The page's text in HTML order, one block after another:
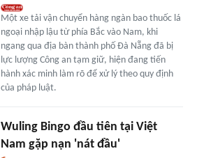
Một xe tải vận chuyển hàng ngàn bao thuốc lá
ngoại nhập lậu từ phía Bắc vào Nam, khi
ngang qua địa bàn thành phố Đà Nẵng đã bị
lực lượng Công an tạm giữ, hiện đang tiến
hành xác minh làm rõ để xử lý theo quy định
của pháp luật.
Wuling Bingo đầu tiên tại Việt
Nam gặp nạn 'nát đầu'